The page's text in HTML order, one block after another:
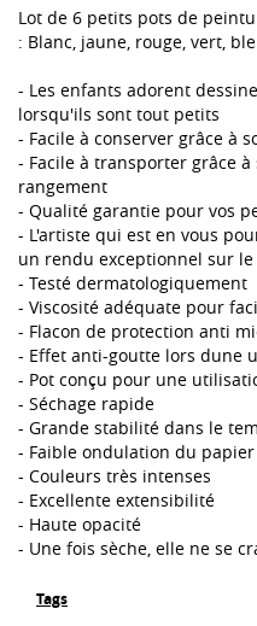
Lot de 6 petits pots de
: Blanc, jaune, rouge, vert,
- Les enfants adorent
lorsqu'ils sont tout petits
- Facile à conserver grâce à
- Facile à transporter grâce
rangement
- Qualité garantie pour vos
- L'artiste qui est en vous
un rendu exceptionnel sur
- Testé dermatologiquement
- Viscosité adéquate pour
- Flacon de protection anti
- Effet anti-goutte lors dune
- Pot conçu pour une
- Séchage rapide
- Grande stabilité dans le
- Faible ondulation du papier
- Couleurs très intenses
- Excellente extensibilité
- Haute opacité
- Une fois sèche, elle ne se
Tags